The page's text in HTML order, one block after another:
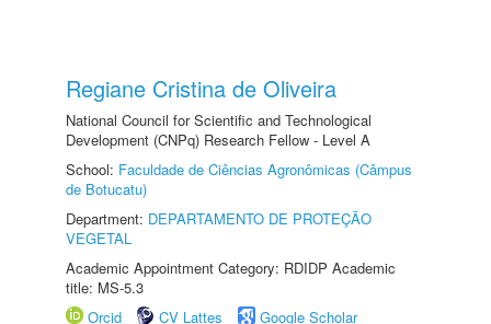
Regiane Cristina de Oliveira
National Council for Scientific and Technological
Development (CNPq) Research Fellow - Level A
School: Faculdade de Ciências Agronômicas (Câmpus
de Botucatu)
Department: DEPARTAMENTO DE PROTEÇÃO
VEGETAL
Academic Appointment Category: RDIDP Academic
title: MS-5.3
Orcid
CV Lattes Google Scholar